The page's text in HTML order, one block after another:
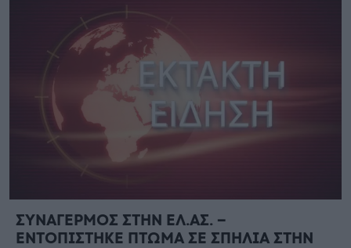
ΣΥΝΑΓΕΡΜΟΣ ΣΤΗΝ ΕΛ.ΑΣ. –
ΕΝΤΟΠΙΣΤΗΚΕ ΠΤΩΜΑ ΣΕ ΣΠΗΛΙΑ ΣΤΗΝ